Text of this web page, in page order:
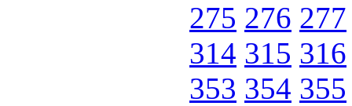
275 276 277
314 315 316
353 354 355